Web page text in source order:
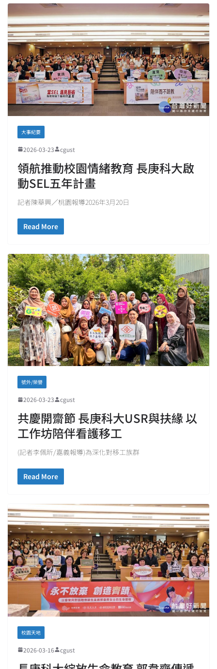
大事紀要
2026-03-23 cgust
領航推動校園情緒教育 長庚科大啟
動SEL五年計畫
記者陳華興／桃園報導2026年3月20日
Read More
號外/榮譽
2026-03-23 cgust
共慶開齋節 長庚科大USR與扶緣 以
工作坊陪伴看護移工
(記者李佩昕/嘉義報導)為深化對移工族群
Read More
校園天地
2026-03-16 cgust